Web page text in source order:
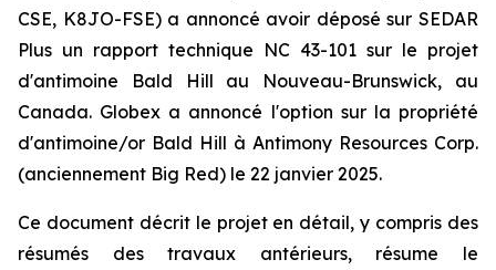
CSE, K8JO-FSE) a annoncé avoir déposé sur SEDAR
Plus un rapport technique NC 43-101 sur le projet
d'antimoine Bald Hill au Nouveau-Brunswick, au
Canada. Globex a annoncé l'option sur la propriété
d'antimoine/or Bald Hill à Antimony Resources Corp.
(anciennement Big Red) le 22 janvier 2025.
Ce document décrit le projet en détail, y compris des
résumés des travaux antérieurs, résume le